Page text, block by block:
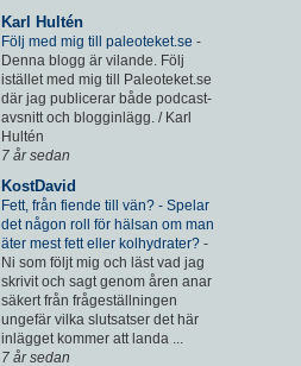
Karl Hultén
Följ med mig till paleoteket.se -
Denna blogg är vilande. Följ
istället med mig till Paleoteket.se
där jag publicerar både podcast-
avsnitt och blogginlägg. / Karl
Hultén
7 år sedan
KostDavid
Fett, från fiende till vän? - Spelar
det någon roll för hälsan om man
äter mest fett eller kolhydrater? -
Ni som följt mig och läst vad jag
skrivit och sagt genom åren anar
säkert från frågeställningen
ungefär vilka slutsatser det här
inlägget kommer att landa ...
7 år sedan